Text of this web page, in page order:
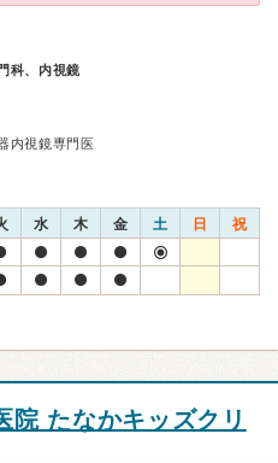
科、内視鏡
内視鏡専門医
水 木 金 土 日 祝
院 たなかキッズクリ